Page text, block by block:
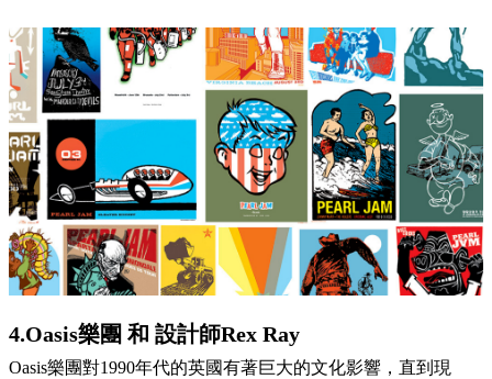
4.Oasis樂團 和 設計師Rex Ray
Oasis樂團對1990年代的英國有著巨大的文化影響，直到現